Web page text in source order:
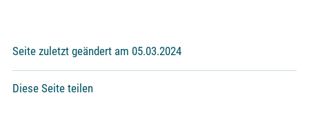
Seite zuletzt geändert am 05.03.2024
Diese Seite teilen